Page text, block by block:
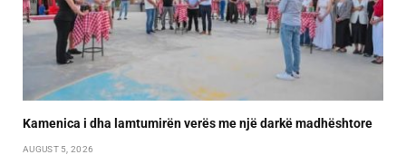
Kamenica i dha lamtumirën verës me një darkë madhështore
AUGUST 5, 2026